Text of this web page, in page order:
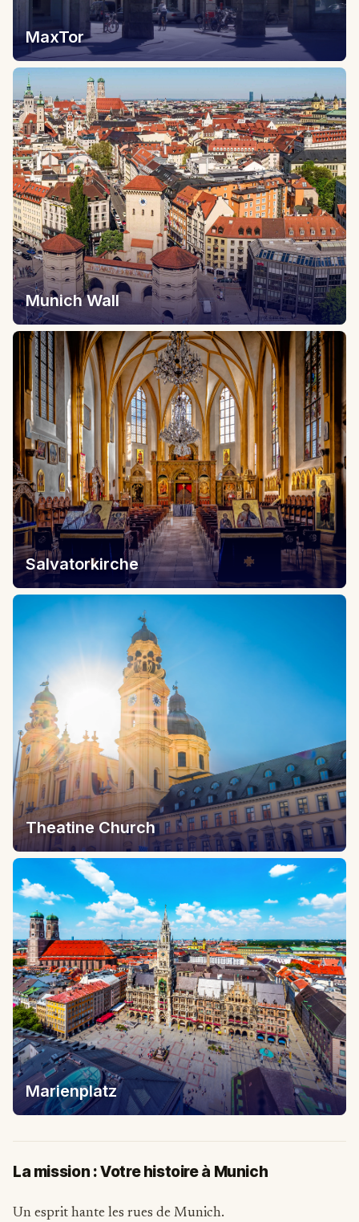
MaxTor
Munich Wall
Salvatorkirche
Theatine Church
Marienplatz
La mission : Votre histoire à Munich
Un esprit hante les rues de Munich.